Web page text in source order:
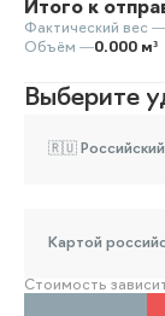
Итого к
Фактический вес —
Объём —0.000 м³
Выберите
🇷🇺 Российский
Картой
Стоимость